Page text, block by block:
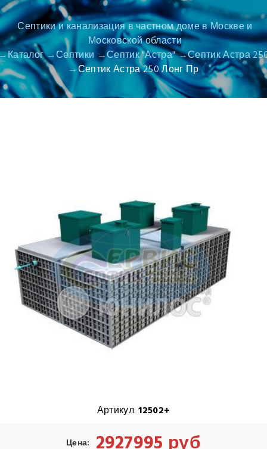
Септики и канализация в частном доме в Москве и
Московской области
Каталог
Септики Септик "Астра"
Септик Астра
Септик Астра 250 Лонг Пр
Артикул:12502+
Цена: